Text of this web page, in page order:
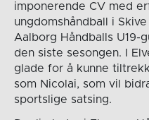
imponerende CV med
ungdomshåndball i
Aalborg Håndballs
den siste sesongen. I
glade for å kunne
som Nicolai, som vil
sportslige satsing.